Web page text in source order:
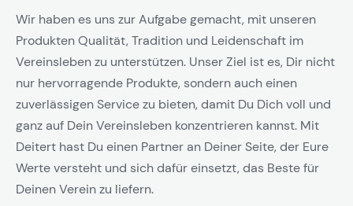
Wir haben es uns zur Aufgabe gemacht, mit unseren
Produkten Qualität, Tradition und Leidenschaft im
Vereinsleben zu unterstützen. Unser Ziel ist es, Dir nicht
nur hervorragende Produkte, sondern auch einen
zuverlässigen Service zu bieten, damit Du Dich voll und
ganz auf Dein Vereinsleben konzentrieren kannst. Mit
Deitert hast Du einen Partner an Deiner Seite, der Eure
Werte versteht und sich dafür einsetzt, das Beste für
Deinen Verein zu liefern.